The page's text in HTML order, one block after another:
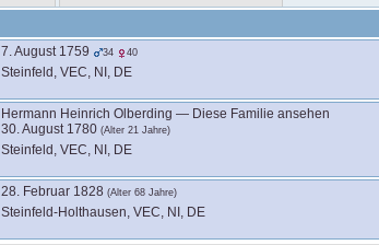
7. August 1759 34 40
Steinfeld, VEC, NI, DE
Hermann Heinrich Olberding — Diese Familie ansehen
30. August 1780 (Alter 21 Jahre)
Steinfeld, VEC, NI, DE
28. Februar 1828 (Alter 68 Jahre)
Steinfeld-Holthausen, VEC, NI, DE